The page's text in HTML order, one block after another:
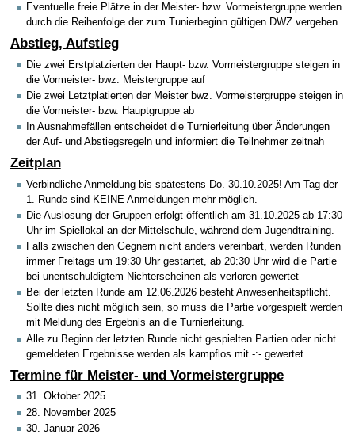
Eventuelle freie Plätze in der Meister- bzw. Vormeistergruppe werden
durch die Reihenfolge der zum Tunierbeginn gültigen DWZ vergeben
Abstieg, Aufstieg
Die zwei Erstplatzierten der Haupt- bzw. Vormeistergruppe steigen in
die Vormeister- bwz. Meistergruppe auf
Die zwei Letztplatierten der Meister bwz. Vormeistergruppe steigen in
die Vormeister- bzw. Hauptgruppe ab
In Ausnahmefällen entscheidet die Turnierleitung über Änderungen
der Auf- und Abstiegsregeln und informiert die Teilnehmer zeitnah
Zeitplan
Verbindliche Anmeldung bis spätestens Do. 30.10.2025! Am Tag der
1. Runde sind KEINE Anmeldungen mehr möglich.
Die Auslosung der Gruppen erfolgt öffentlich am 31.10.2025 ab 17:30
Uhr im Spiellokal an der Mittelschule, während dem Jugendtraining.
Falls zwischen den Gegnern nicht anders vereinbart, werden Runden
immer Freitags um 19:30 Uhr gestartet, ab 20:30 Uhr wird die Partie
bei unentschuldigtem Nichterscheinen als verloren gewertet
Bei der letzten Runde am 12.06.2026 besteht Anwesenheitspflicht.
Sollte dies nicht möglich sein, so muss die Partie vorgespielt werden
mit Meldung des Ergebnis an die Turnierleitung.
Alle zu Beginn der letzten Runde nicht gespielten Partien oder nicht
gemeldeten Ergebnisse werden als kampflos mit -:- gewertet
Termine für Meister- und Vormeistergruppe
31. Oktober 2025
28. November 2025
30. Januar 2026